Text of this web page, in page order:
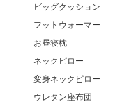
ビッグクッション
フットウォーマー
お昼寝枕
ネックピロー
変身ネックピロー
ウレタン座布団